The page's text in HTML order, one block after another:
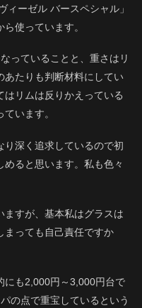
ィーゼル バースペシャル」
使っています。
っていることと、重さはリ
あたりも判断材料にしてい
リムは反りかえっている
います。
り深く追求しているので初
ると思います。私も色々
ますが、基本私はグラスは
まっても自己責任ですか
にも2,000円～3,000円台で
の点で重宝しているという